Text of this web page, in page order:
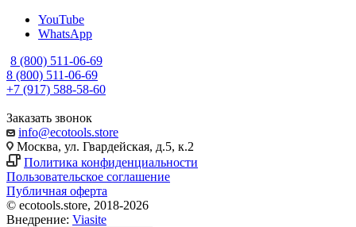
YouTube
WhatsApp
8 (800) 511-06-69
8 (800) 511-06-69
+7 (917) 588-58-60
Заказать звонок
info@ecotools.store
Москва, ул. Гвардейская, д.5, к.2
Политика конфиденциальности
Пользовательское соглашение
Публичная оферта
© ecotools.store, 2018-2026
Внедрение: Viasite